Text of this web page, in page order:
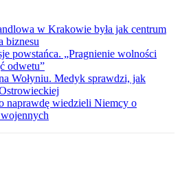
w Krakowie była jak centrum
biznesu
powstańca. „Pragnienie wolności
odwetu”
Wołyniu. Medyk sprawdzi, jak
naprawdę wiedzieli Niemcy o
wojennych